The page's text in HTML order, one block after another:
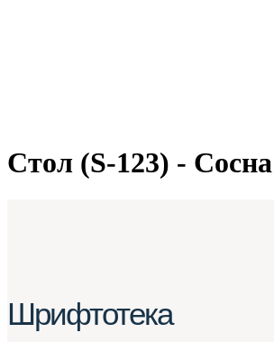
Стол (S-123) - Сосна
Шрифтотека